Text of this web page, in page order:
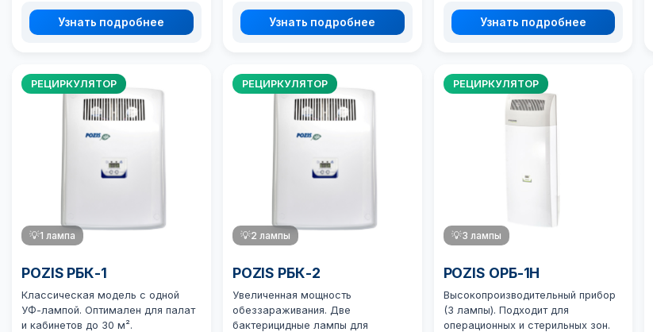
Узнать подробнее Узнать подробнее Узнать подробнее
РЕЦИРКУЛЯТОР
💡1 лампа
POZIS РБК-1
Классическая модель с одной
УФ-лампой. Оптимален для палат
и кабинетов до 30 м².
РЕЦИРКУЛЯТОР
💡2 лампы
POZIS РБК-2
Увеличенная мощность
обеззараживания. Две
бактерицидные лампы для
РЕЦИРКУЛЯТОР
💡3 лампы
POZIS ОРБ-1Н
Высокопроизводительный прибор
(3 лампы). Подходит для
операционных и стерильных зон.